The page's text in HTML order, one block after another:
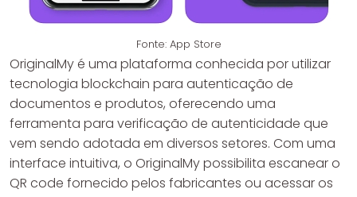
Fonte: App Store
OriginalMy é uma plataforma conhecida por utilizar
tecnologia blockchain para autenticação de
documentos e produtos, oferecendo uma
ferramenta para verificação de autenticidade que
vem sendo adotada em diversos setores. Com uma
interface intuitiva, o OriginalMy possibilita escanear o
QR code fornecido pelos fabricantes ou acessar os